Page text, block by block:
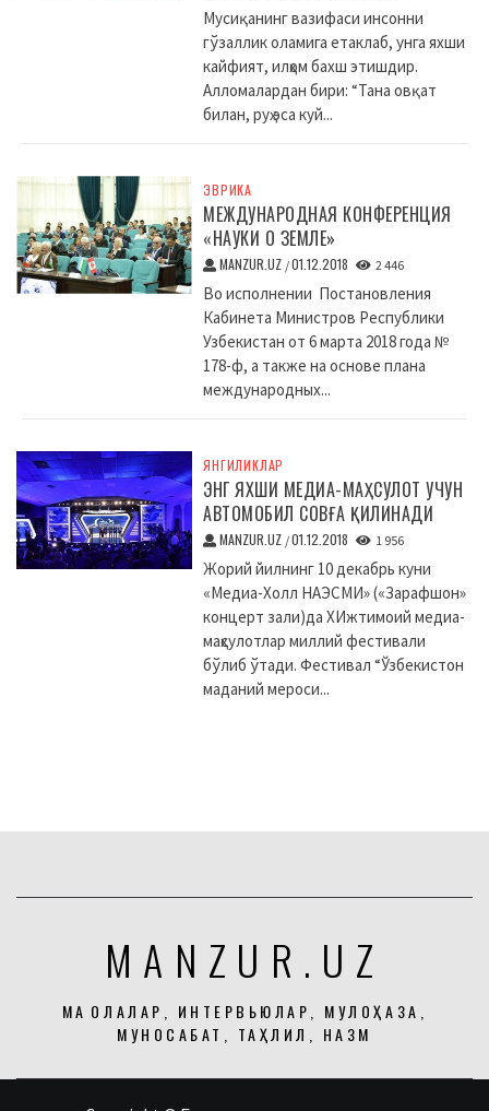
Мусиқанинг вазифаси инсонни
гўзаллик оламига етаклаб, унга яхши
кайфият, илҳом бахш этишдир.
Алломалардан бири: “Тана овқат
билан, руҳ эса куй...
ЭВРИКА
МЕЖДУНАРОДНАЯ КОНФЕРЕНЦИЯ
«НАУКИ О ЗЕМЛЕ»
MANZUR.UZ /01.12.2018 2 446
Во исполнении Постановления
Кабинета Министров Республики
Узбекистан от 6 марта 2018 года №
178-ф, а также на основе плана
международных...
ЯНГИЛИКЛАР
ЭНГ ЯХШИ МЕДИА-МАҲСУЛОТ УЧУН
АВТОМОБИЛ СОВҒА ҚИЛИНАДИ
MANZUR.UZ /01.12.2018 1 956
Жорий йилнинг 10 декабрь куни
«Медиа-Холл НАЭСМИ» («Зарафшон»
концерт зали)да XИжтимоий медиа-
маҳсулотлар миллий фестивали
бўлиб ўтади. Фестивал “Ўзбекистон
маданий мероси...
MANZUR.UZ
МАҚОЛАЛАР, ИНТЕРВЬЮЛАР, МУЛОҲАЗА,
МУНОСАБАТ, ТАҲЛИЛ, НАЗМ